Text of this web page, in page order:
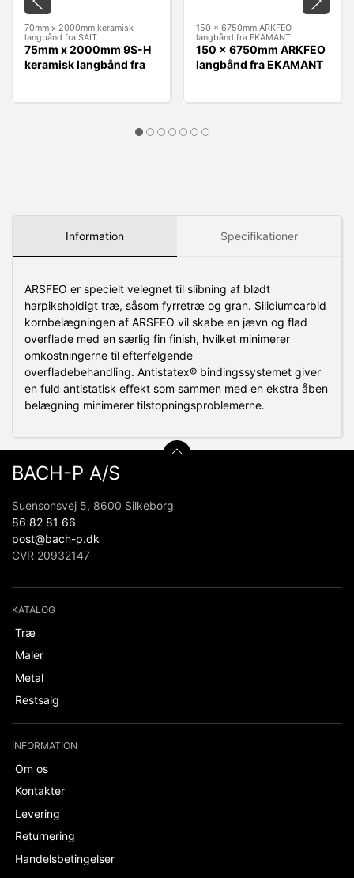
70mm x 2000mm keramisk
langbånd fra SAIT
75mm x 2000mm 9S-H
keramisk langbånd fra
150 x 6750mm ARKFEO
langbånd fra EKAMANT
150 x 6750mm ARKFEO
langbånd fra EKAMANT
Information Specifikationer
ARSFEO er specielt velegnet til slibning af blødt
harpiksholdigt træ, såsom fyrretræ og gran. Siliciumcarbid
kornbelægningen af ​​ARSFEO vil skabe en jævn og flad
overflade med en særlig fin finish, hvilket minimerer
omkostningerne til efterfølgende
overfladebehandling. Antistatex® bindingssystemet giver
en fuld antistatisk effekt som sammen med en ekstra åben
belægning minimerer tilstopningsproblemerne.
BACH-P A/S
Suensonsvej 5, 8600 Silkeborg
86 82 81 66
post@bach-p.dk
CVR 20932147
KATALOG
Træ
Maler
Metal
Restsalg
INFORMATION
Om os
Kontakter
Levering
Returnering
Handelsbetingelser